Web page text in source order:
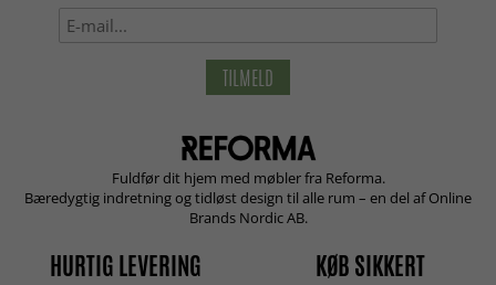
TILMELD
Fuldfør dit hjem med møbler fra Reforma.
Bæredygtig indretning og tidløst design til alle rum – en del af Online
Brands Nordic AB.
HURTIG LEVERING KØB SIKKERT